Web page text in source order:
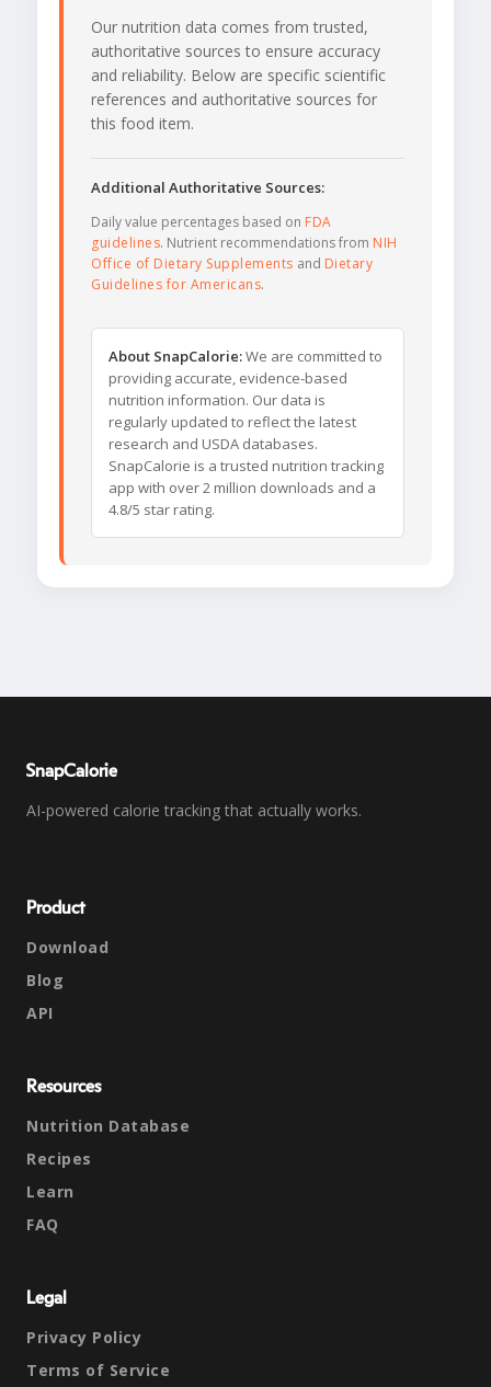
Our nutrition data comes from trusted,
authoritative sources to ensure accuracy
and reliability. Below are specific scientific
references and authoritative sources for
this food item.
Additional Authoritative Sources:
Daily value percentages based on FDA
guidelines. Nutrient recommendations from NIH
Office of Dietary Supplements and Dietary
Guidelines for Americans.
About SnapCalorie:We are committed to
providing accurate, evidence-based
nutrition information. Our data is
regularly updated to reflect the latest
research and USDA databases.
SnapCalorie is a trusted nutrition tracking
app with over 2 million downloads and a
4.8/5 star rating.
SnapCalorie
AI-powered calorie tracking that actually works.
Product
Download
Blog
API
Resources
Nutrition Database
Recipes
Learn
FAQ
Legal
Privacy Policy
Terms of Service